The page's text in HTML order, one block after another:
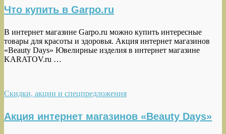
Что купить в Garpo.ru
В интернет магазине Garpo.ru можно купить интересные
товары для красоты и здоровья. Акция интернет магазинов
«Beauty Days» Ювелирные изделия в интернет магазине
KARATOV.ru …
Скидки, акции и спецпредложения
Акция интернет магазинов «Beauty Days»